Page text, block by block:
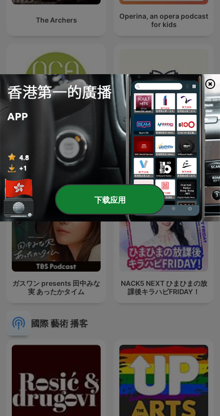
The Archers
Operina, an opera podcast
for kids
2CR Radio Cantonese —
2CR電台（廣東話）
i讀書
ガスワン presents 田中みな
実 あったかタイム
NACK5 NEXT ひまひまの放
課後キラハピFRIDAY！
國際 藝術 播客
下载应用